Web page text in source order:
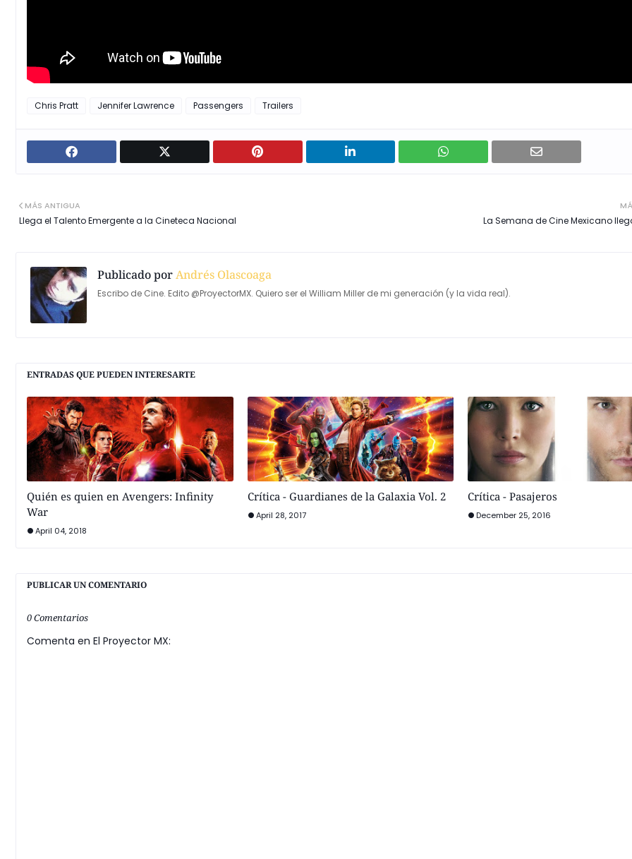
Chris Pratt Jennifer Lawrence Passengers Trailers
La Semana de Cine Mexicano
MÁS ANTIGUA
Llega el Talento Emergente a la Cineteca Nacional
Publicado porAndrés Olascoaga
Escribo de Cine. Edito @ProyectorMX. Quiero ser el William Miller de mi generación (y la vida real).
ENTRADAS QUE PUEDEN INTERESARTE
Quién es quien en Avengers: Infinity
War
April 04, 2018
Crítica - Guardianes de la Galaxia Vol. 2
April 28, 2017
Crítica - Pasajeros
December 25, 2016
PUBLICAR UN COMENTARIO
0 Comentarios
Comenta en El Proyector MX: